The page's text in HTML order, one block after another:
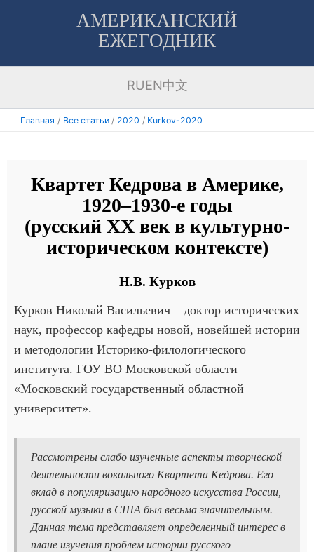
АМЕРИКАНСКИЙ
ЕЖЕГОДНИК
RUEN中文
Главная Все статьи 2020 Kurkov-2020
Квартет Кедрова в Америке,
1920–1930-е годы
(русский ХХ век в культурно-
историческом контексте)
Н.В. Курков
Курков Николай Васильевич – доктор исторических
наук, профессор кафедры новой, новейшей истории
и методологии Историко-филологического
института. ГОУ ВО Московской области
«Московский государственный областной
университет».
Рассмотрены слабо изученные аспекты творческой
деятельности вокального Квартета Кедрова. Его
вклад в популяризацию народного искусства России,
русской музыки в США был весьма значительным.
Данная тема представляет определенный интерес в
плане изучения проблем истории русского